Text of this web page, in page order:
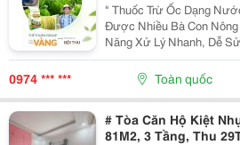
" Thuốc Trừ Ốc Dạng
Được Nhiều Bà Con
Năng Xử Lý Nhanh, Dễ
Loại Cây Trồng Khác
Nóng Ẩm, Mưa Nhiều,
0974 *** *** Toàn quốc
# Tòa Căn Hộ Kiệt
81M2, 3 Tầng, Thu